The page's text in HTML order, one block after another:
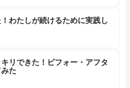
わたしが続けるために実践し
リできた！ビフォー・アフタ
た